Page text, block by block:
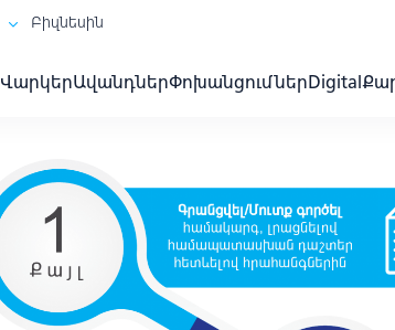
Բիզնեսին
ՎարկերԱվանդներՓոխանցումներDigital